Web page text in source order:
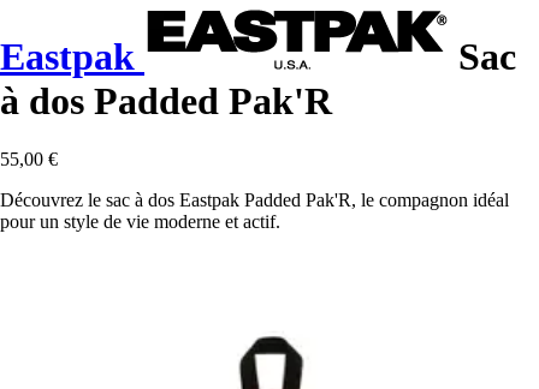
Eastpak
Sac
à dos Padded Pak'R
55,00 €
Découvrez le sac à dos Eastpak Padded Pak'R, le compagnon idéal
pour un style de vie moderne et actif.